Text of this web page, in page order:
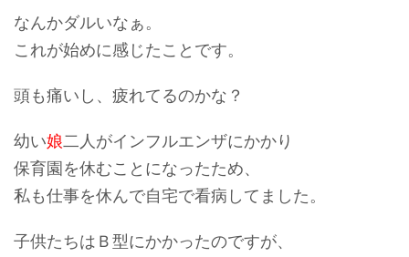
なんかダルいなぁ。
これが始めに感じたことです。
頭も痛いし、疲れてるのかな？
幼い娘二人がインフルエンザにかかり
保育園を休むことになったため、
私も仕事を休んで自宅で看病してました。
子供たちはＢ型にかかったのですが、